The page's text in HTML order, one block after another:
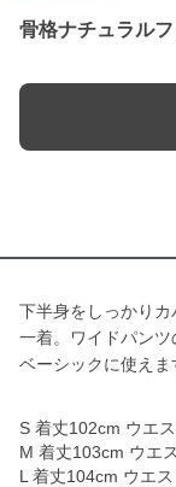
骨格ナチュラル
下半身をしっかり
一着。ワイドパン
ベーシックに使えま
S 着丈102cm ウエ
M 着丈103cm ウエ
L 着丈104cm ウエ